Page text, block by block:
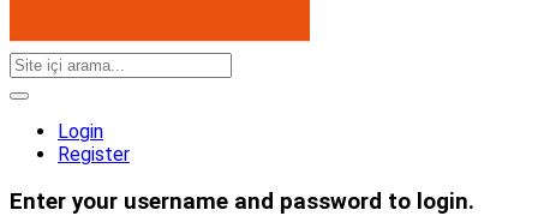
Login
Register
Enter your username and password to login.